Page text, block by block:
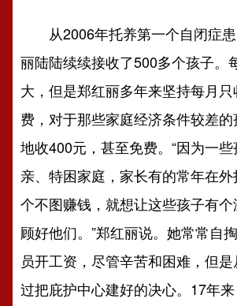
从2006年托养第一个自闭症患
丽陆陆续续接收了500多个孩子。
大，但是郑红丽多年来坚持每月
费，对于那些家庭经济条件较差
地收400元，甚至免费。“因为一
亲、特困家庭，家长有的常年在
个不图赚钱，就想让这些孩子有
顾好他们。”郑红丽说。她常常自
员开工资，尽管辛苦和困难，但
过把庇护中心建好的决心。17年